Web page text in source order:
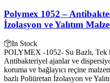
Polymex 1052 –
İzolasyon ve Yalıtım
In Stock
POLYMEX -1052- Su Bazlı, Tek
Antibakteriyel ajanlar ve
koruma ve bağlayıcı reçine
bazlı Poliüretan İzolasyon ve